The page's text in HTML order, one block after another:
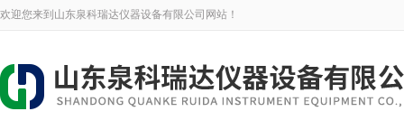
欢迎您来到山东泉科瑞达仪器设备有限公司网站！